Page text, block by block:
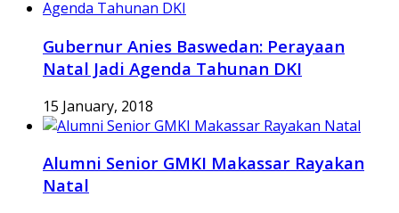
Gubernur Anies Baswedan: Perayaan
Natal Jadi Agenda Tahunan DKI
15 January, 2018
Alumni Senior GMKI Makassar Rayakan
Natal